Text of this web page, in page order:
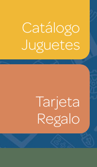
Catálogo
Juguetes
Tarjeta
Regalo